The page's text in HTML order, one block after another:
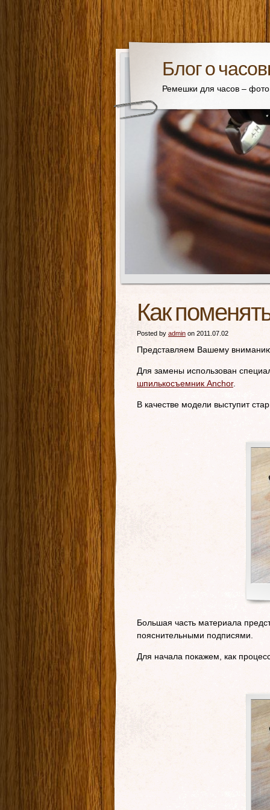
Блог о
Ремешки для часов –
Как
Posted by admin on 2011.07.02
Представляем Вашему
Для замены использован
шпилькосъемник Anchor.
В качестве модели выступит
Большая часть материала
пояснительными подписями.
Для начала покажем, как